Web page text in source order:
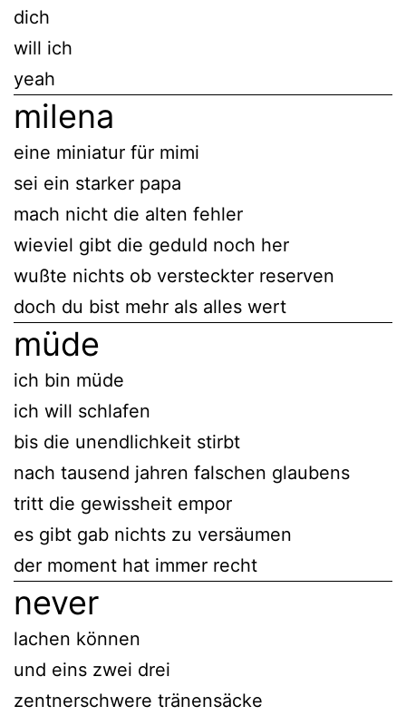
dich
will ich
yeah
milena
eine miniatur für mimi
sei ein starker papa
mach nicht die alten fehler
wieviel gibt die geduld noch her
wußte nichts ob versteckter reserven
doch du bist mehr als alles wert
müde
ich bin müde
ich will schlafen
bis die unendlichkeit stirbt
nach tausend jahren falschen glaubens
tritt die gewissheit empor
es gibt gab nichts zu versäumen
der moment hat immer recht
never
lachen können
und eins zwei drei
zentnerschwere tränensäcke